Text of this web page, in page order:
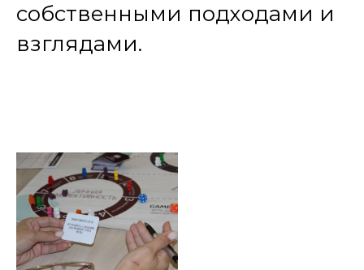
собственными подходами и
взглядами.